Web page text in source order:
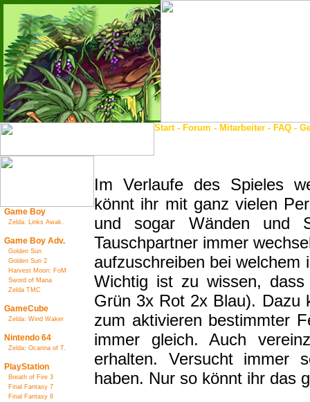
Start- Forum - Mitarbeiter - FAQ -
Game Boy
Zelda: Links Awak.
Game Boy Adv.
Golden Sun
Golden Sun 2
Harvest Moon: FoM
Sword of Mana
Zelda TMC
GameCube
Zelda: Wind Waker
Nintendo 64
Zelda: Ocarina of T.
PlayStation
Breath of Fire 3
Final Fantasy 7
Final Fantasy 8
Im Verlaufe des Spieles
könnt ihr mit ganz vielen
und sogar Wänden und
Tauschpartner immer
aufzuschreiben bei
Wichtig ist zu wissen,
Grün 3x Rot 2x Blau). Dazu
zum aktivieren bestimmter
immer gleich. Auch
erhalten. Versucht immer
haben. Nur so könnt ihr das